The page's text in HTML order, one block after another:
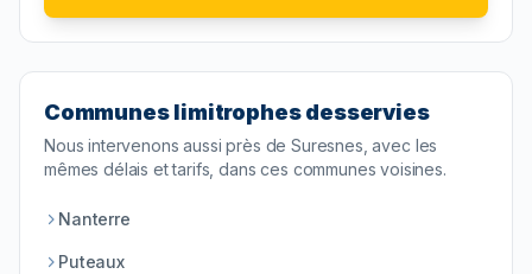
Communes limitrophes desservies
Nous intervenons aussi près deSuresnes , avec les
mêmes délais et tarifs, dans ces communes voisines.
Nanterre
Puteaux